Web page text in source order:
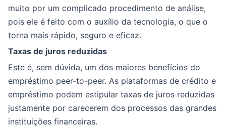
muito por um complicado procedimento de análise,
pois ele é feito com o auxílio da tecnologia, o que o
torna mais rápido, seguro e eficaz.
Taxas de juros reduzidas
Este é, sem dúvida, um dos maiores benefícios do
empréstimo peer-to-peer. As plataformas de crédito e
empréstimo podem estipular taxas de juros reduzidas
justamente por carecerem dos processos das grandes
instituições financeiras.